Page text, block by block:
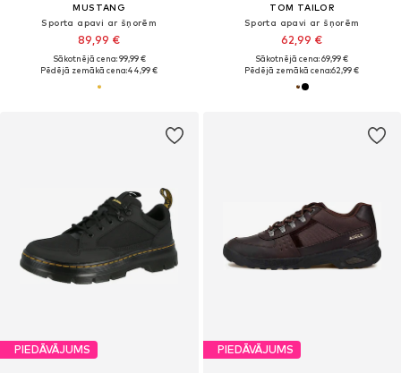
MUSTANG
Sporta apavi ar šņorēm
89,99 €
Sākotnējā cena: 99,99 €
Pēdējā zemākā cena:44,99 €
TOM TAILOR
Sporta apavi ar šņorēm
62,99 €
Sākotnējā cena: 69,99 €
Pēdējā zemākā cena:62,99 €
PIEDĀVĀJUMS PIEDĀVĀJUMS